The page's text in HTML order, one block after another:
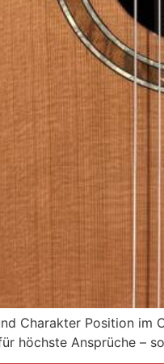
Charakter Position
höchste Ansprüche –